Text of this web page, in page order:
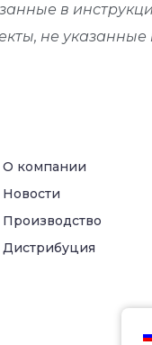
в
не указанные
О компании
Новости
Производство
Дистрибуция